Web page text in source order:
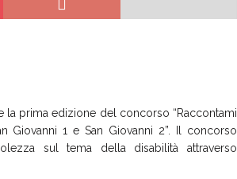
la prima edizione del concorso “Raccontami
Giovanni 1 e San Giovanni 2”. Il concorso
sul tema della disabilità attraverso